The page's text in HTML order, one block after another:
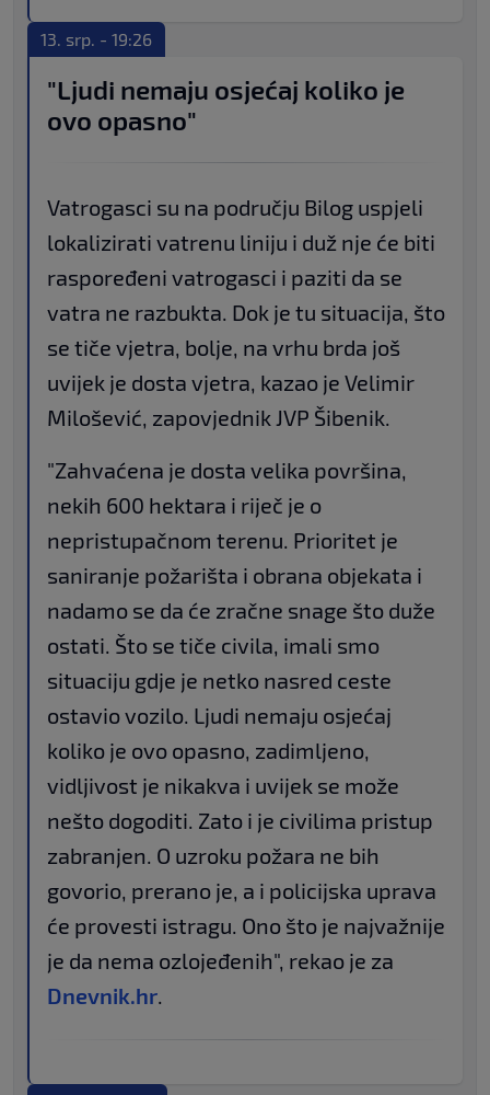
13. srp. - 19:26
"Ljudi nemaju osjećaj koliko je
ovo opasno"
Vatrogasci su na području Bilog uspjeli
lokalizirati vatrenu liniju i duž nje će biti
raspoređeni vatrogasci i paziti da se
vatra ne razbukta. Dok je tu situacija, što
se tiče vjetra, bolje, na vrhu brda još
uvijek je dosta vjetra, kazao je Velimir
Milošević, zapovjednik JVP Šibenik.
"Zahvaćena je dosta velika površina,
nekih 600 hektara i riječ je o
nepristupačnom terenu. Prioritet je
saniranje požarišta i obrana objekata i
nadamo se da će zračne snage što duže
ostati. Što se tiče civila, imali smo
situaciju gdje je netko nasred ceste
ostavio vozilo. Ljudi nemaju osjećaj
koliko je ovo opasno, zadimljeno,
vidljivost je nikakva i uvijek se može
nešto dogoditi. Zato i je civilima pristup
zabranjen. O uzroku požara ne bih
govorio, prerano je, a i policijska uprava
će provesti istragu. Ono što je najvažnije
je da nema ozlojeđenih", rekao je za
Dnevnik.hr.